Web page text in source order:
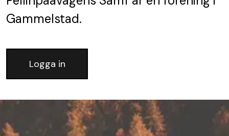
Gammelstad.
Logga in